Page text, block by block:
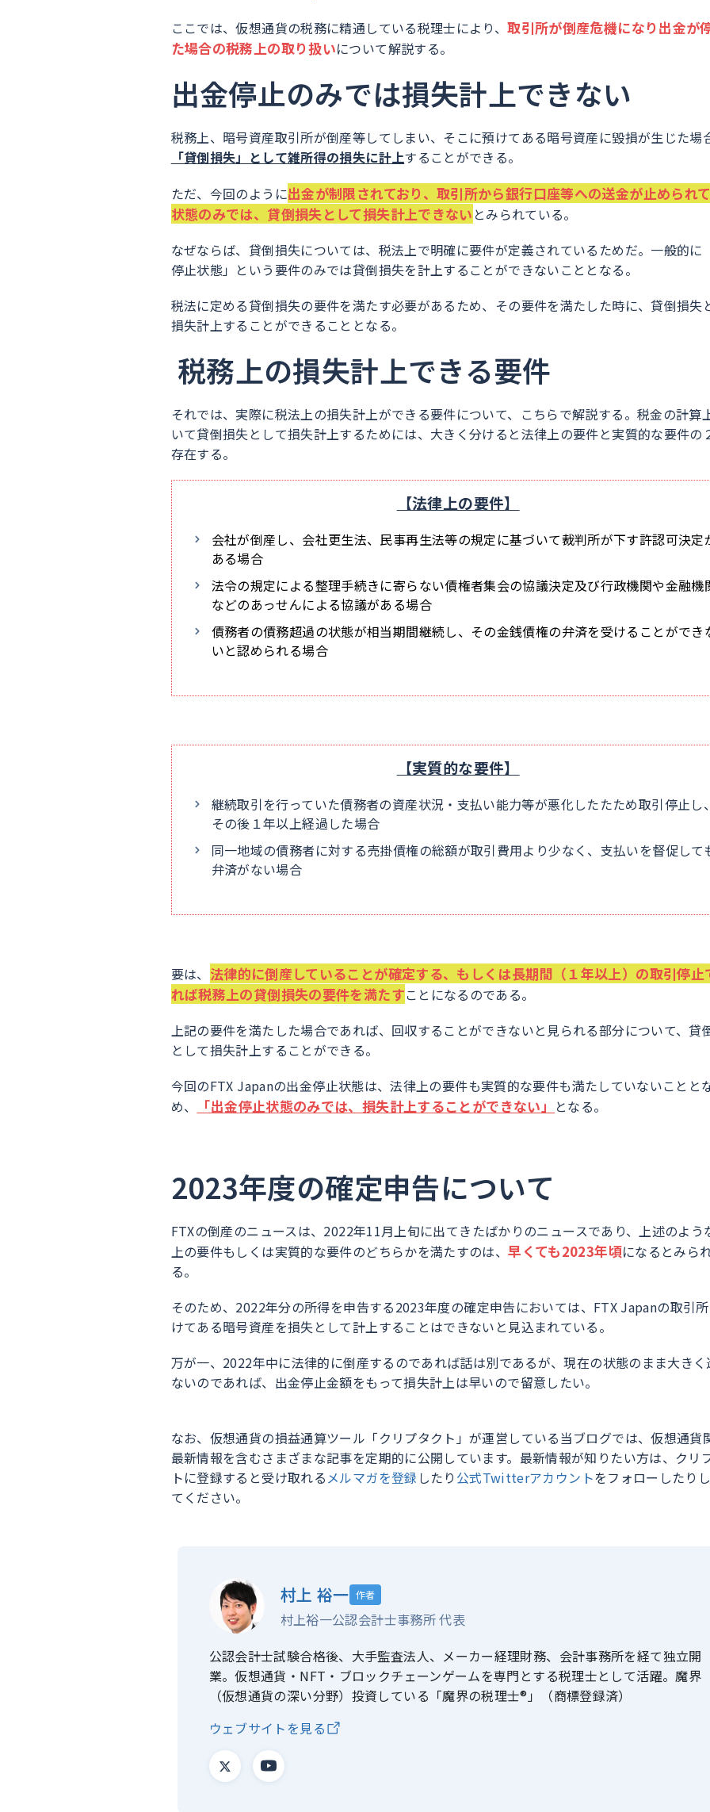
ここでは、仮想通貨の税務に精通している税理士により、取引所が倒産危機になり出金が
た場合の税務上の取り扱いについて解説する。
出金停止のみでは損失計上できない
税務上、暗号資産取引所が倒産等してしまい、そこに預けてある暗号資産に毀損が生じた場
「貸倒損失」として雑所得の損失に計上することができる。
ただ、今回のように出金が制限されており、取引所から銀行口座等への送金が止められ
状態のみでは、貸倒損失として損失計上できない とみられている。
なぜならば、貸倒損失については、税法上で明確に要件が定義されているためだ。一般的に
停止状態」という要件のみでは貸倒損失を計上することができないこととなる。
税法に定める貸倒損失の要件を満たす必要があるため、その要件を満たした時に、貸倒損失
損失計上することができることとなる。
税務上の損失計上できる要件
それでは、実際に税法上の損失計上ができる要件について、こちらで解説する。税金の計算
いて貸倒損失として損失計上するためには、大きく分けると法律上の要件と実質的な要件の
存在する。
【法律上の要件】
会社が倒産し、会社更生法、民事再生法等の規定に基づいて裁判所が下す許認可決定
ある場合
法令の規定による整理手続きに寄らない債権者集会の協議決定及び行政機関や金融機
などのあっせんによる協議がある場合
債務者の債務超過の状態が相当期間継続し、その金銭債権の弁済を受けることができ
いと認められる場合
【実質的な要件】
継続取引を行っていた債務者の資産状況・支払い能力等が悪化したたため取引停止し、
その後１年以上経過した場合
同一地域の債務者に対する売掛債権の総額が取引費用より少なく、支払いを督促して
弁済がない場合
要は、 法律的に倒産していることが確定する、もしくは長期間（１年以上）の取引停止
れば税務上の貸倒損失の要件を満たすことになるのである。
上記の要件を満たした場合であれば、回収することができないと見られる部分について、貸
として損失計上することができる。
今回のFTX Japanの出金停止状態は、法律上の要件も実質的な要件も満たしていないことと
め、
「出金停止状態のみでは、損失計上することができない」 となる。
2023年度の確定申告について
FTXの倒産のニュースは、2022年11月上旬に出てきたばかりのニュースであり、上述のよう
上の要件もしくは実質的な要件のどちらかを満たすのは、早くても2023年頃になるとみら
る。
そのため、2022年分の所得を申告する2023年度の確定申告においては、FTX Japanの取引
けてある暗号資産を損失として計上することはできないと見込まれている。
万が一、2022年中に法律的に倒産するのであれば話は別であるが、現在の状態のまま大きく
ないのであれば、出金停止金額をもって損失計上は早いので留意したい。
なお、仮想通貨の損益通算ツール「クリプタクト」が運営している当ブログでは、仮想通貨
最新情報を含むさまざまな記事を定期的に公開しています。最新情報が知りたい方は、クリ
トに登録すると受け取れる メルマガを登録 したり 公式Twitterアカウントをフォローしたり
てください。
村上 裕一 作者
村上裕一公認会計士事務所 代表
公認会計士試験合格後、大手監査法人、メーカー経理財務、会計事務所を経て独立開
業。仮想通貨・NFT・ブロックチェーンゲームを専門とする税理士として活躍。魔界
（仮想通貨の深い分野）投資している「魔界の税理士®」（商標登録済）
ウェブサイトを見る